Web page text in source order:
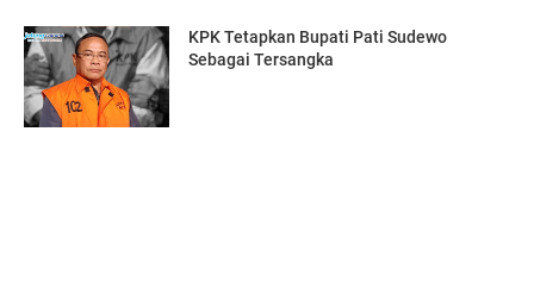
KPK Tetapkan Bupati Pati Sudewo
Sebagai Tersangka